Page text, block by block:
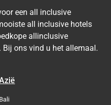
een all inclusive
all inclusive hotels
allinclusive
ons vind u het allemaal.
Bali